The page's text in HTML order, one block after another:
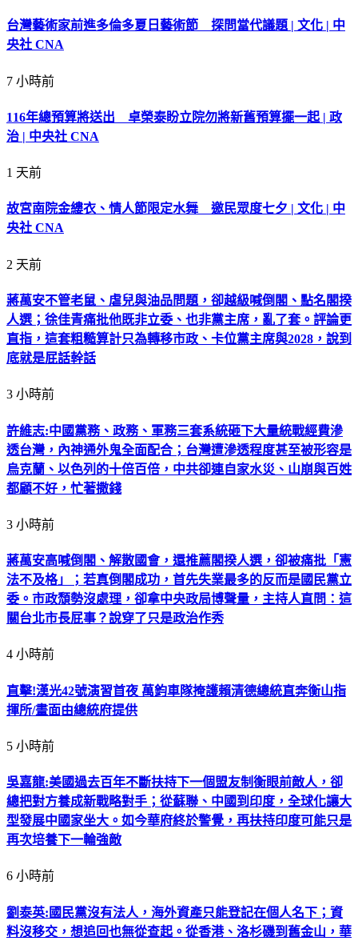
台灣藝術家前進多倫多夏日藝術節 探問當代議題 | 文化 | 中
央社 CNA
7 小時前
116年總預算將送出 卓榮泰盼立院勿將新舊預算擺一起 | 政
治 | 中央社 CNA
1 天前
故宮南院金縷衣、情人節限定水舞 邀民眾度七夕 | 文化 | 中
央社 CNA
2 天前
蔣萬安不管老鼠、虐兒與油品問題，卻越級喊倒閣、點名閣揆
人選；徐佳青痛批他既非立委、也非黨主席，亂了套。評論更
直指，這套粗糙算計只為轉移市政、卡位黨主席與2028，說到
底就是屁話幹話
3 小時前
許維志:中國黨務、政務、軍務三套系統砸下大量統戰經費滲
透台灣，內神通外鬼全面配合；台灣遭滲透程度甚至被形容是
烏克蘭、以色列的十倍百倍，中共卻連自家水災、山崩與百姓
都顧不好，忙著撒錢
3 小時前
蔣萬安高喊倒閣、解散國會，還推薦閣揆人選，卻被痛批「憲
法不及格」；若真倒閣成功，首先失業最多的反而是國民黨立
委。市政頹勢沒處理，卻拿中央政局博聲量，主持人直問：這
關台北市長屁事？說穿了只是政治作秀
4 小時前
直擊!漢光42號演習首夜 萬鈞車隊掩護賴清德總統直奔衡山指
揮所/畫面由總統府提供
5 小時前
吳嘉龍:美國過去百年不斷扶持下一個盟友制衡眼前敵人，卻
總把對方養成新戰略對手；從蘇聯、中國到印度，全球化讓大
型發展中國家坐大。如今華府終於警覺，再扶持印度可能只是
再次培養下一輪強敵
6 小時前
劉泰英:國民黨沒有法人，海外資產只能登記在個人名下；資
料沒移交，想追回也無從查起。從香港、洛杉磯到舊金山，華